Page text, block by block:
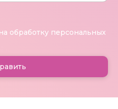
обработку персональных